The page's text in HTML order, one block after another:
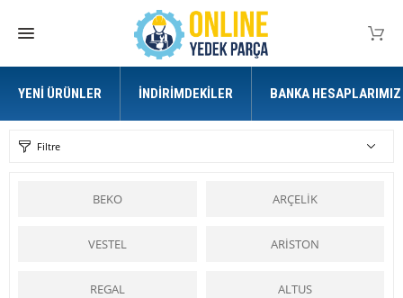
YENI ÜRÜNLER İNDIRIMDEKILER BANKA HESAPLARIMIZ
Filtre
BEKO ARÇELİK
VESTEL ARİSTON
REGAL ALTUS